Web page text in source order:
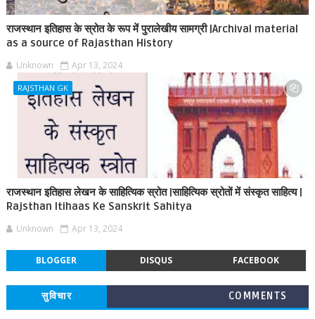
राजस्थान इतिहास के स्रोत के रूप में पुरालेखीय सामग्री |Archival material
as a source of Rajasthan History
Unknown Apr 13, 2024
RAJSTHAN GK
राजस्थान इतिहास लेखन के साहित्यिक स्रोत |साहित्यिक स्रोतों में संस्कृत साहित्य |
Rajsthan Itihaas Ke Sanskrit Sahitya
Unknown Apr 13, 2024
BLOGGER DISQUS FACEBOOK
सुविचार COMMENTS